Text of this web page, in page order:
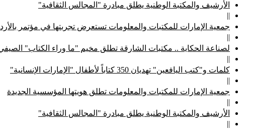
الأرشيف والمكتبة الوطنية يطلق مبادرة "المجالس الثقافية"
||
جمعية الإمارات للمكتبات والمعلومات تستعرض تجربتها في مؤتمر
||
لصناعة الحكاية .. مكتبات الشارقة تطلق مخيم "ما وراء الكتاب"
||
كلمات و"كتب اليافعين" تهديان 350 كتاباً لأطفال "الإمارات الإنسانية"
||
جمعية الإمارات للمكتبات والمعلومات تطلق هويتها المؤسسية الجديدة
||
الأرشيف والمكتبة الوطنية يطلق مبادرة "المجالس الثقافية"
||